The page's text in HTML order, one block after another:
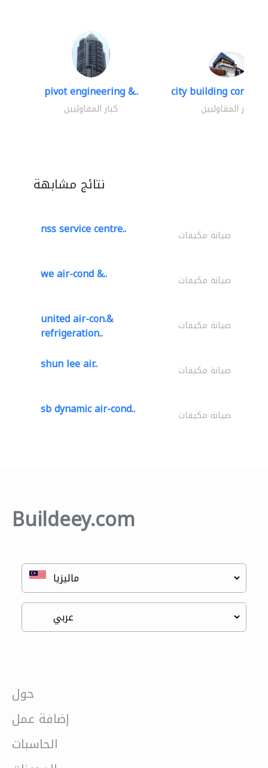
pivot engineering &..
كبار المقاوليين
city building
كبار المقاوليين
نتائج مشابهة
nss service centre.. صيانة مكيفات
we air-cond &.. صيانة مكيفات
united air-con.&
refrigeration.. صيانة مكيفات
shun lee air.. صيانة مكيفات
sb dynamic air-cond.. صيانة مكيفات
Buildeey.com
حول
إضافة عمل
الحاسبات